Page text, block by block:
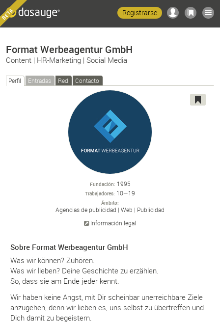
Registrarse
Format Werbeagentur GmbH
Content | HR-Marketing | Social Media
Perfil Entradas Red Contacto
Fundación 1995
Trabajadores 10—19
Ámbito
Agencias de publicidad Web
Publicidad
Información legal
Sobre Format Werbeagentur GmbH
Was wir können? Zuhören.
Was wir lieben? Deine Geschichte zu erzählen.
So, dass sie am Ende jeder kennt.
Wir haben keine Angst, mit Dir scheinbar unerreichbare Ziele
anzugehen, denn wir lieben es, uns selbst zu übertreffen und
Dich damit zu begeistern.